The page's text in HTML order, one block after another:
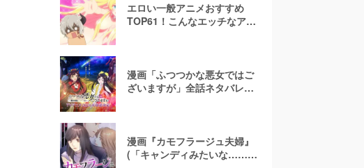
エロい一般アニメおすすめ
TOP61！こんなエッチなアニ
漫画「ふつつかな悪女ではご
ざいますが」全話ネタバレあ
漫画『カモフラージュ夫婦』
(「キャンディみたいな……」)